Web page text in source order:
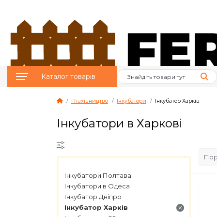
Каталог товарів
Птахівництво
Тваринництво
Бджільництво
Сад и Город
Опалювальне
обладнання
Птахівництво Інкубатори Інкубатор Харків
Інкубатори в Харкові
Інкубатори Полтава
Інкубатори в Одеса
Інкубатор Дніпро
Інкубатор Харків